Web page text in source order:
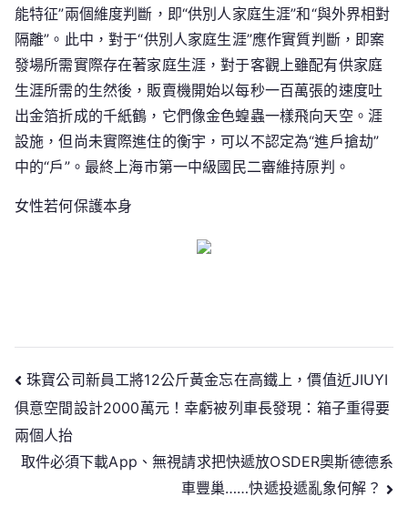
能特征”兩個維度判斷，即“供別人家庭生涯”和“與外界相對
隔離”。此中，對于“供別人家庭生涯”應作實質判斷，即案
發場所需實際存在著家庭生涯，對于客觀上雖配有供家庭
生涯所需的生然後，販賣機開始以每秒一百萬張的速度吐
出金箔折成的千紙鶴，它們像金色蝗蟲一樣飛向天空。涯
設施，但尚未實際進住的衡宇，可以不認定為“進戶搶劫”
中的“戶”。最終上海市第一中級國民二審維持原判。
女性若何保護本身
文
章
導
珠寶公司新員工將12公斤黃金忘在高鐵上，價值近JIUYI
俱意空間設計2000萬元！幸虧被列車長發現：箱子重得要
兩個人抬
取件必須下載App、無視請求把快遞放OSDER奧斯德德系
車豐巢……快遞投遞亂象何解？